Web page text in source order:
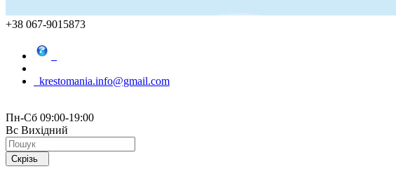
+38 067-9015873
krestomania.info@gmail.com
Пн-Сб 09:00-19:00
Вс Вихідний
Скрізь